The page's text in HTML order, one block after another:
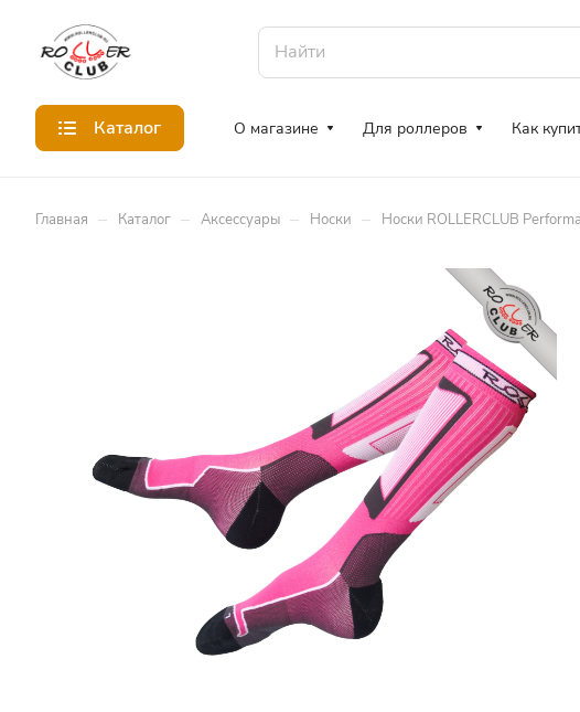
Каталог О магазине Для роллеров Как
Главная – Каталог – Аксессуары – Носки – Носки ROLLERCLUB